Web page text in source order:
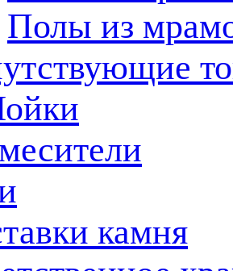
Полы из
камня